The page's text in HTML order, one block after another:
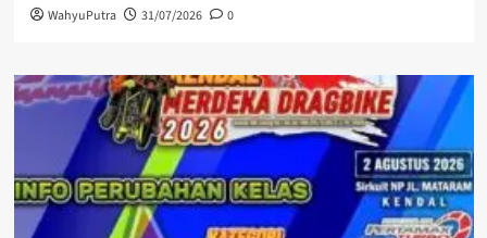
WahyuPutra 31/07/2026 0